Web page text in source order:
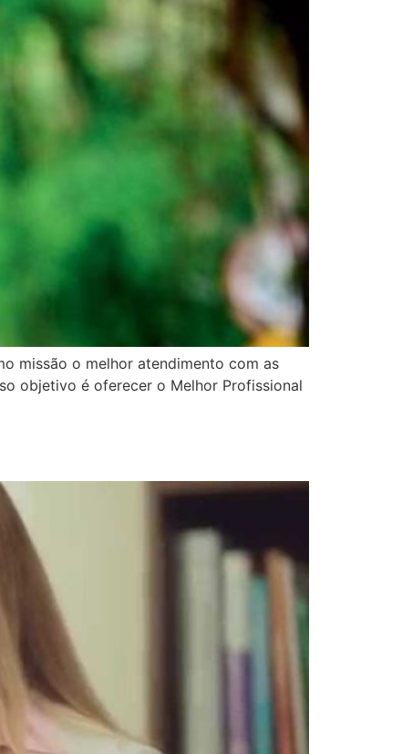
missão o melhor atendimento com as
objetivo é oferecer o Melhor Profissional